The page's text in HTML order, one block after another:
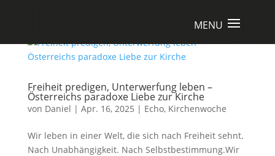
Freiheit predigen, Unterwerfung leben –
Österreichs paradoxe Liebe zur Kirche
von Daniel | Apr. 16, 2025 | Echo, Kirchenwoche
Wir leben in einer Welt, die sich nach Freiheit sehnt.
Nach Unabhängigkeit. Nach Selbstbestimmung.Wir